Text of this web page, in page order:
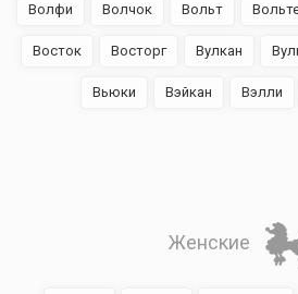
Волфи Волчок Вольт
Восток Восторг Вулкан
Вьюки Вэйкан Вэлли
Женские